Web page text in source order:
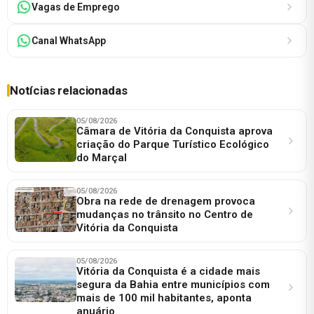
Vagas de Emprego
Canal WhatsApp
Notícias relacionadas
05/08/2026
Câmara de Vitória da Conquista aprova
criação do Parque Turístico Ecológico
do Marçal
05/08/2026
Obra na rede de drenagem provoca
mudanças no trânsito no Centro de
Vitória da Conquista
05/08/2026
Vitória da Conquista é a cidade mais
segura da Bahia entre municípios com
mais de 100 mil habitantes, aponta
anuário